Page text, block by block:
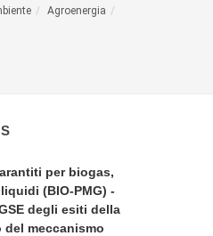
Agroenergia
per biogas,
(BIO-PMG) -
degli esiti della
meccanismo